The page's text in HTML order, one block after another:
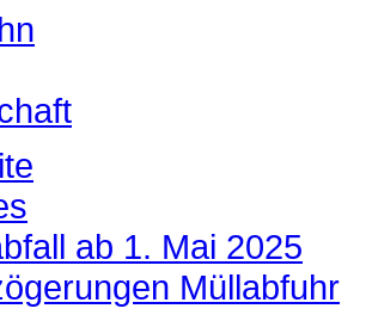
ab 1. Mai 2025
Müllabfuhr